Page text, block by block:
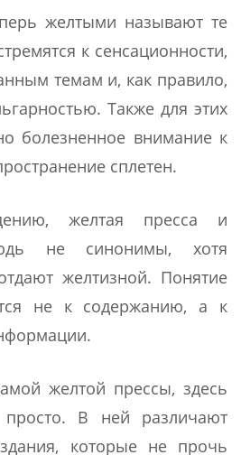
желтыми называют те
к сенсационности,
темам и, как правило,
Также для этих
болезненное внимание к
сплетен.
желтая пресса и
не синонимы, хотя
желтизной. Понятие
не к содержанию, а к
желтой прессы, здесь
В ней различают
которые не прочь